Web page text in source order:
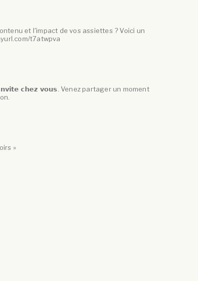
et l'impact de vos assiettes ? Voici un
t7atwpva
𝗰𝗵𝗲𝘇 𝘃𝗼𝘂𝘀. Venez partager un moment
»